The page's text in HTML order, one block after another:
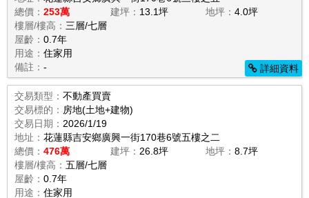
總價： 253萬 建坪： 13.1坪 地坪：4.0坪
樓層/樓高： 三層/七層
屋齡： 0.7年
用途： 住家用
備註： - 詳細資料
交易類型： 不動產買賣
交易標的： 房地(土地+建物)
交易日期： 2026/1/19
地址： 花蓮縣吉安鄉廣興一街170巷6號五樓之二
總價： 476萬 建坪： 26.8坪 地坪：8.7坪
樓層/樓高： 五層/七層
屋齡： 0.7年
用途： 住家用